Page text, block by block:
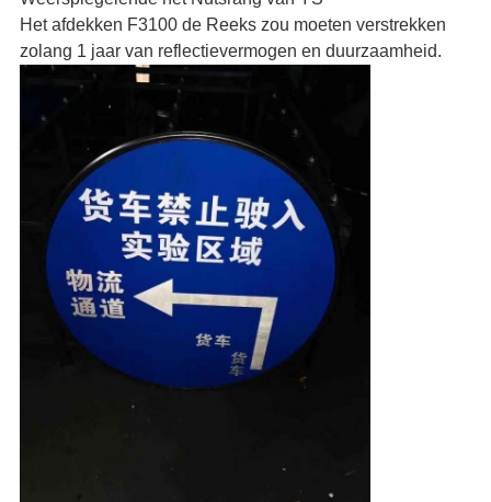
Het afdekken F3100 de Reeks zou moeten verstrekken
zolang 1 jaar van reflectievermogen en duurzaamheid.